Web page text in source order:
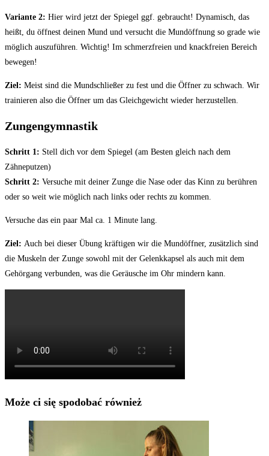
Variante 2: Hier wird jetzt der Spiegel ggf. gebraucht! Dynamisch, das
heißt, du öffnest deinen Mund und versucht die Mundöffnung so grade wie
möglich auszuführen. Wichtig! Im schmerzfreien und knackfreien Bereich
bewegen!
Ziel: Meist sind die Mundschließer zu fest und die Öffner zu schwach. Wir
trainieren also die Öffner um das Gleichgewicht wieder herzustellen.
Zungengymnastik
Schritt 1: Stell dich vor dem Spiegel (am Besten gleich nach dem
Zähneputzen)
Schritt 2: Versuche mit deiner Zunge die Nase oder das Kinn zu berühren
oder so weit wie möglich nach links oder rechts zu kommen.
Versuche das ein paar Mal ca. 1 Minute lang.
Ziel: Auch bei dieser Übung kräftigen wir die Mundöffner, zusätzlich sind
die Muskeln der Zunge sowohl mit der Gelenkkapsel als auch mit dem
Gehörgang verbunden, was die Geräusche im Ohr mindern kann.
Może ci się spodobać również